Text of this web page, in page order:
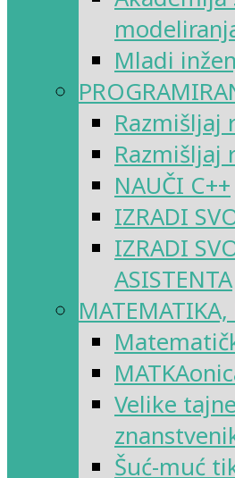
Mladi
Razmišljaj
Razmišljaj
NAUČI C++
IZRADI
IZRADI
ASISTENTA
Velike
Šuć-muć